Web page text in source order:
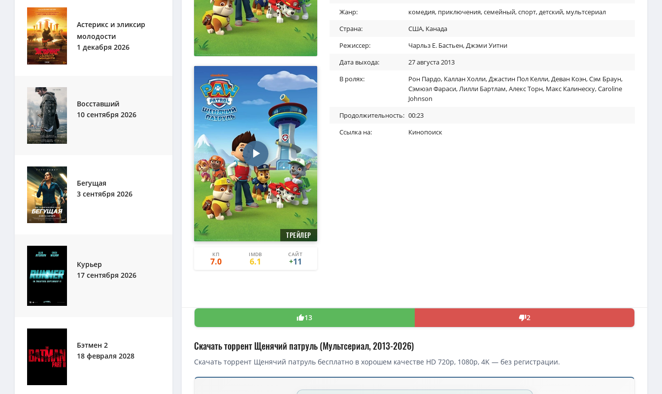
Астерикс и эликсир
молодости
1 декабря 2026
Восставший
10 сентября 2026
Бегущая
3 сентября 2026
Курьер
17 сентября 2026
Бэтмен 2
18 февраля 2028
ТРЕЙЛЕР
КП
7.0
IMDB
6.1
САЙТ
13
+11
Жанр:
комедия, приключения,семейный,спорт,детский, мультсериал
Страна:
США, Канада
Режиссер:
Чарльз Е. Бастьен,Джэми Уитни
Дата выхода:
27 августа 2013
В ролях:
Рон Пардо, Каллан Холли,Джастин Пол Келли,Деван Коэн,Сэм Браун,
Сэмюэл Фараси,Лилли Бартлам,Алекс Торн, Макс Калинеску,Caroline
Johnson
Продолжительность: 00:23
Ссылка на:
Кинопоиск
13 2
Скачать торрент Щенячий патруль (Мультсериал, 2013-2026)
Скачать торрент Щенячий патруль бесплатно в хорошем качестве HD 720p, 1080p, 4K — без регистрации.
Скачать торрент — Щенячий патруль / PAW Patrol (2013)